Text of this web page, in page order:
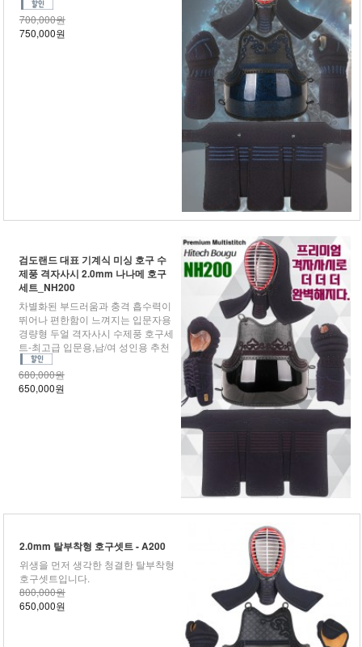
700,000원
750,000원
검도랜드 대표 기계식 미싱 호구 수
제풍 격자사시 2.0mm 나나메 호구
세트_NH200
차별화된 부드러움과 충격 흡수력이
뛰어나 편한함이 느껴지는 입문자용
경량형 두얼 격자사시 수제풍 호구세
트-최고급 입문용,남/여 성인용 추천
680,000원
650,000원
2.0mm 탈부착형 호구셋트 - A200
위생을 먼저 생각한 청결한 탈부착형
호구셋트입니다.
800,000원
650,000원